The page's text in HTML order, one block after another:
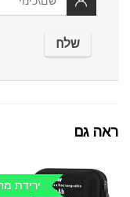
ראה גם
ירידת